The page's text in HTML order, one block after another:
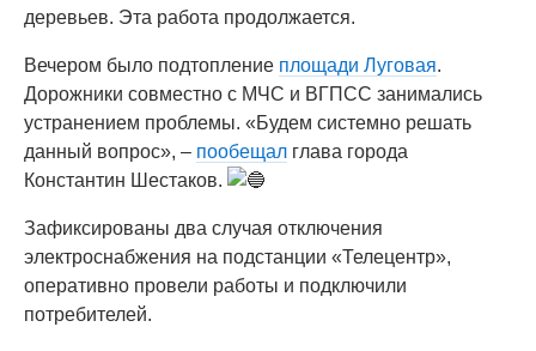
деревьев. Эта работа продолжается.
Вечером было подтопление площади Луговая.
Дорожники совместно с МЧС и ВГПСС занимались
устранением проблемы. «Будем системно решать
данный вопрос», – пообещал глава города
Константин Шестаков.
Зафиксированы два случая отключения
электроснабжения на подстанции «Телецентр»,
оперативно провели работы и подключили
потребителей.